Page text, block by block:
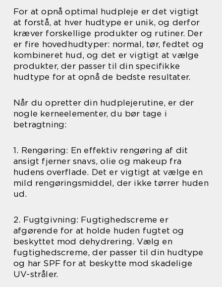
For at opnå optimal hudpleje er det vigtigt
at forstå, at hver hudtype er unik, og derfor
kræver forskellige produkter og rutiner. Der
er fire hovedhudtyper: normal, tør, fedtet og
kombineret hud, og det er vigtigt at vælge
produkter, der passer til din specifikke
hudtype for at opnå de bedste resultater.
Når du opretter din hudplejerutine, er der
nogle kerneelementer, du bør tage i
betragtning:
1. Rengøring: En effektiv rengøring af dit
ansigt fjerner snavs, olie og makeup fra
hudens overflade. Det er vigtigt at vælge en
mild rengøringsmiddel, der ikke tørrer huden
ud.
2. Fugtgivning: Fugtighedscreme er
afgørende for at holde huden fugtet og
beskyttet mod dehydrering. Vælg en
fugtighedscreme, der passer til din hudtype
og har SPF for at beskytte mod skadelige
UV-stråler.